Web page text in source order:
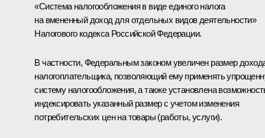
«Система налогообложения в виде единого налога
на вмененный доход для отдельных видов деятельности»
Налогового кодекса Российской Федерации.
В частности, Федеральным законом увеличен размер
налогоплательщика, позволяющий ему применять
систему налогообложения, а также установлена
индексировать указанный размер с учетом изменения
потребительских цен на товары (работы, услуги).